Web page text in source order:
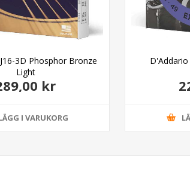
3D Phosphor Bronze
Light
kr
I VARUKORG